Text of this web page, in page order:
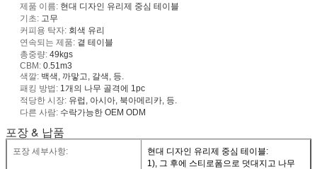
제품 이름: 현대 디자인 유리제 중심 테이블
기초: 고무
커피용 탁자: 회색 유리
연속되는 제품: 곁 테이블
총중량: 49kgs
CBM: 0.51m3
색깔: 백색, 까맣고, 갈색, 등.
패킹 방법: 1개의 나무 골격에 1pc
적당한 시장: 유럽, 아시아, 북아메리카, 등.
다른 사람: 수락가능한 OEM ODM
포장 & 납품
포장 세부사항:
현대 디자인 유리제 중심 테이블:
1), 그 후에 스티로폼으로 덧대지고 나무